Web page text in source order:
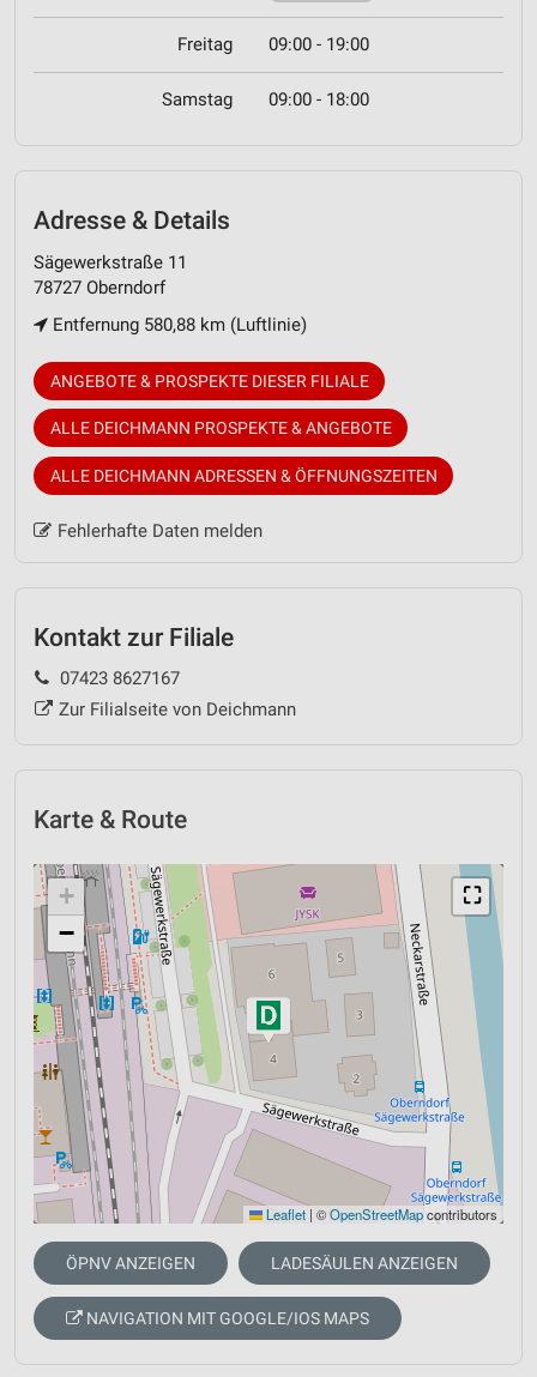
Freitag 09:00 - 19:00
Samstag 09:00 - 18:00
Adresse & Details
Sägewerkstraße 11
78727 Oberndorf
Entfernung 580,88 km (Luftlinie)
ANGEBOTE & PROSPEKTE DIESER FILIALE
ALLE DEICHMANN PROSPEKTE & ANGEBOTE
ALLE DEICHMANN ADRESSEN & ÖFFNUNGSZEITEN
Fehlerhafte Daten melden
Kontakt zur Filiale
07423 8627167
Zur Filialseite von Deichmann
Karte & Route
⛶
+
−
Leaflet | ©OpenStreetMapcontributors
ÖPNV ANZEIGEN LADESÄULEN ANZEIGEN
NAVIGATION MIT GOOGLE/IOS MAPS